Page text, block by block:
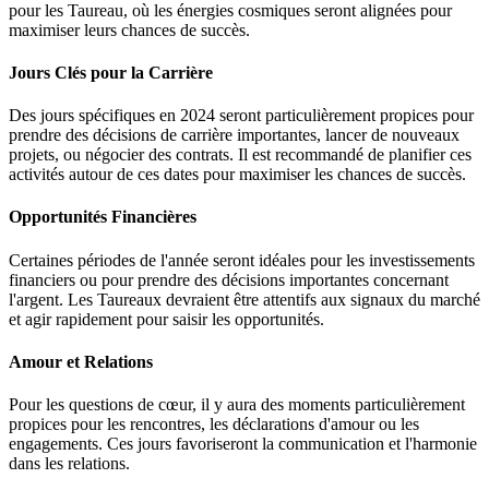
pour les Taureau, où les énergies cosmiques seront alignées pour
maximiser leurs chances de succès.
Jours Clés pour la Carrière
Des jours spécifiques en 2024 seront particulièrement propices pour
prendre des décisions de carrière importantes, lancer de nouveaux
projets, ou négocier des contrats. Il est recommandé de planifier ces
activités autour de ces dates pour maximiser les chances de succès.
Opportunités Financières
Certaines périodes de l'année seront idéales pour les investissements
financiers ou pour prendre des décisions importantes concernant
l'argent. Les Taureaux devraient être attentifs aux signaux du marché
et agir rapidement pour saisir les opportunités.
Amour et Relations
Pour les questions de cœur, il y aura des moments particulièrement
propices pour les rencontres, les déclarations d'amour ou les
engagements. Ces jours favoriseront la communication et l'harmonie
dans les relations.